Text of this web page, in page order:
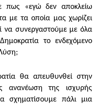
πως «εγώ δεν αποκλείω
με τα οποία μας χωρίζει
να συνεργαστούμε με όλα
το ενδεχόμενο
θα απευθυνθεί στην
ανανέωση της ισχυρής
σχηματίσουμε πάλι μια